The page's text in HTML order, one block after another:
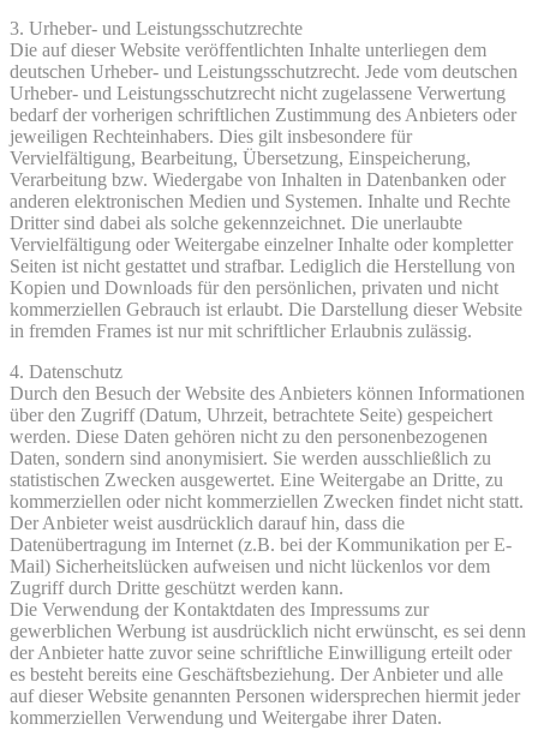
3. Urheber- und Leistungsschutzrechte
Die auf dieser Website veröffentlichten Inhalte unterliegen dem
deutschen Urheber- und Leistungsschutzrecht. Jede vom deutschen
Urheber- und Leistungsschutzrecht nicht zugelassene Verwertung
bedarf der vorherigen schriftlichen Zustimmung des Anbieters oder
jeweiligen Rechteinhabers. Dies gilt insbesondere für
Vervielfältigung, Bearbeitung, Übersetzung, Einspeicherung,
Verarbeitung bzw. Wiedergabe von Inhalten in Datenbanken oder
anderen elektronischen Medien und Systemen. Inhalte und Rechte
Dritter sind dabei als solche gekennzeichnet. Die unerlaubte
Vervielfältigung oder Weitergabe einzelner Inhalte oder kompletter
Seiten ist nicht gestattet und strafbar. Lediglich die Herstellung von
Kopien und Downloads für den persönlichen, privaten und nicht
kommerziellen Gebrauch ist erlaubt. Die Darstellung dieser Website
in fremden Frames ist nur mit schriftlicher Erlaubnis zulässig.
4. Datenschutz
Durch den Besuch der Website des Anbieters können Informationen
über den Zugriff (Datum, Uhrzeit, betrachtete Seite) gespeichert
werden. Diese Daten gehören nicht zu den personenbezogenen
Daten, sondern sind anonymisiert. Sie werden ausschließlich zu
statistischen Zwecken ausgewertet. Eine Weitergabe an Dritte, zu
kommerziellen oder nicht kommerziellen Zwecken findet nicht statt.
Der Anbieter weist ausdrücklich darauf hin, dass die
Datenübertragung im Internet (z.B. bei der Kommunikation per E-
Mail) Sicherheitslücken aufweisen und nicht lückenlos vor dem
Zugriff durch Dritte geschützt werden kann.
Die Verwendung der Kontaktdaten des Impressums zur
gewerblichen Werbung ist ausdrücklich nicht erwünscht, es sei denn
der Anbieter hatte zuvor seine schriftliche Einwilligung erteilt oder
es besteht bereits eine Geschäftsbeziehung. Der Anbieter und alle
auf dieser Website genannten Personen widersprechen hiermit jeder
kommerziellen Verwendung und Weitergabe ihrer Daten.